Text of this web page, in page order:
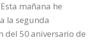
Esta mañana he
la segunda
del 50 aniversario de